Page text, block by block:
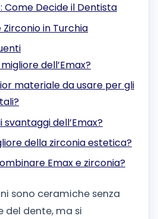
Come Decide il Dentista
Zirconio in Turchia
dell’Emax?
materiale da usare per gli
svantaggi dell’Emax?
della zirconia estetica?
Emax e zirconia?
sono ceramiche senza
del dente, ma si